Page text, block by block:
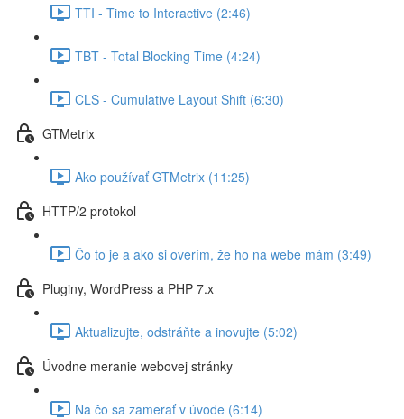
TTI - Time to Interactive (2:46)
TBT - Total Blocking Time (4:24)
CLS - Cumulative Layout Shift (6:30)
GTMetrix
Ako používať GTMetrix (11:25)
HTTP/2 protokol
Čo to je a ako si overím, že ho na webe mám (3:49)
Pluginy, WordPress a PHP 7.x
Aktualizujte, odstráňte a inovujte (5:02)
Úvodne meranie webovej stránky
Na čo sa zamerať v úvode (6:14)